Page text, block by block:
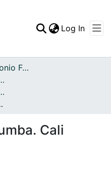
Log In
Archivo del Patrimonio Fotográfico y Fílmico del Valle del Cauca
del Cauca
del Cauca
Cali
Cali